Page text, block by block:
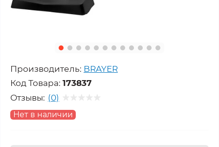
Производитель: BRAYER
Код Товара: 173837
Отзывы: (0)
Нет в наличии